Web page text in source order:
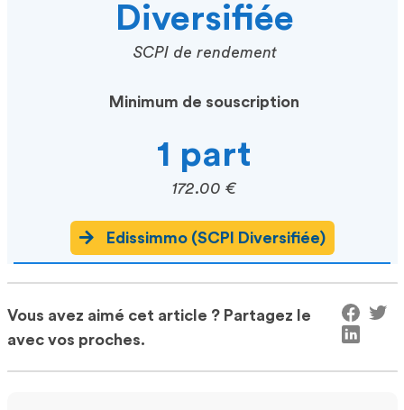
Diversifiée
SCPI de rendement
Minimum de souscription
1 part
172.00 €
Edissimmo (SCPI Diversifiée)
Vous avez aimé cet article ? Partagez le
avec vos proches.